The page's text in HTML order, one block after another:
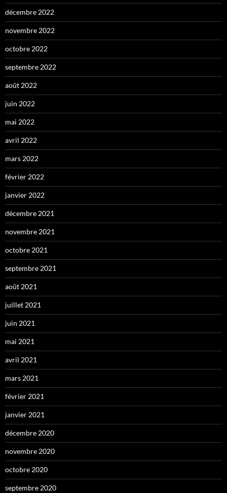
décembre 2022
novembre 2022
octobre 2022
septembre 2022
août 2022
juin 2022
mai 2022
avril 2022
mars 2022
février 2022
janvier 2022
décembre 2021
novembre 2021
octobre 2021
septembre 2021
août 2021
juillet 2021
juin 2021
mai 2021
avril 2021
mars 2021
février 2021
janvier 2021
décembre 2020
novembre 2020
octobre 2020
septembre 2020